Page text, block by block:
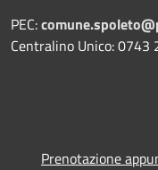
PEC:
Centralino Unico: 0743
Prenotazione